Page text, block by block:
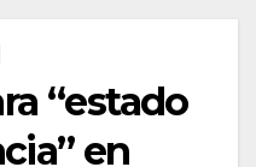
“estado
en